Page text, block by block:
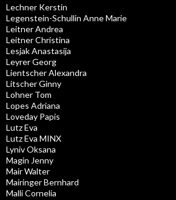
Lechner Kerstin
Legenstein-Schullin Anne Marie
Leitner Andrea
Leitner Christina
Lesjak Anastasija
Leyrer Georg
Lientscher Alexandra
Litscher Ginny
Lohner Tom
Lopes Adriana
Loveday Papis
Lutz Eva
Lutz Eva MINX
Lyniv Oksana
Magin Jenny
Mair Walter
Mairinger Bernhard
Malli Cornelia